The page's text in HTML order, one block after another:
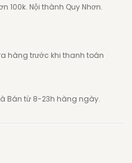
100k. Nội thành Quy Nhơn.
hàng trước khi thanh toán
Bán từ 8-23h hàng ngày.